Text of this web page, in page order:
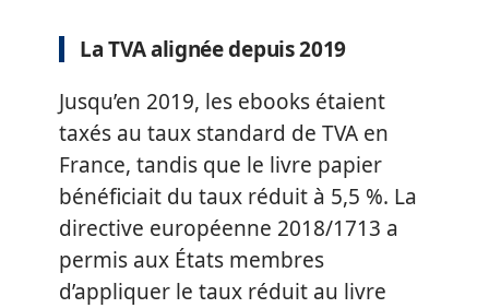
La TVA alignée depuis 2019
Jusqu’en 2019, les ebooks étaient
taxés au taux standard de TVA en
France, tandis que le livre papier
bénéficiait du taux réduit à 5,5 %. La
directive européenne 2018/1713 a
permis aux États membres
d’appliquer le taux réduit au livre